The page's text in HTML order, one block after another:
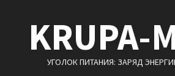
содержимому
KRUPA-
УГОЛОК ПИТАНИЯ: ЗАРЯД